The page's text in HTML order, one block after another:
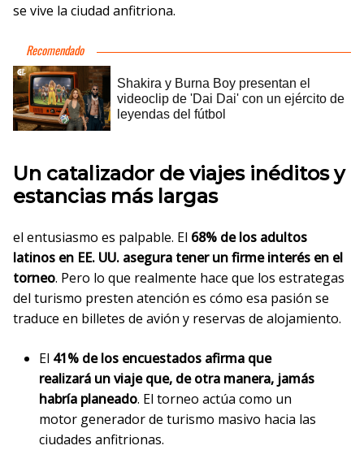
se vive la ciudad anfitriona.
Un catalizador de viajes inéditos y
estancias más largas
el entusiasmo es palpable. El 68% de los adultos
latinos en EE. UU. asegura tener un firme interés en el
torneo. Pero lo que realmente hace que los estrategas
del turismo presten atención es cómo esa pasión se
traduce en billetes de avión y reservas de alojamiento.
El 41% de los encuestados afirma que
realizará un viaje que, de otra manera, jamás
habría planeado. El torneo actúa como un
motor generador de turismo masivo hacia las
ciudades anfitrionas.